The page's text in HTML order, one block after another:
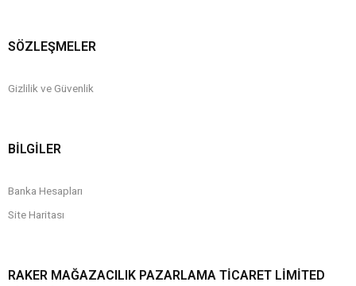
SÖZLEŞMELER
Gizlilik ve Güvenlik
BİLGİLER
Banka Hesapları
Site Haritası
RAKER MAĞAZACILIK PAZARLAMA TICARET LIMITED